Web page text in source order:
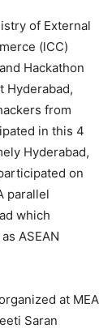
of External
(lCC)
Hackathon
Hyderabad,
from
in this 4
Hyderabad,
on
parallel
which
ASEAN
at MEA
Saran